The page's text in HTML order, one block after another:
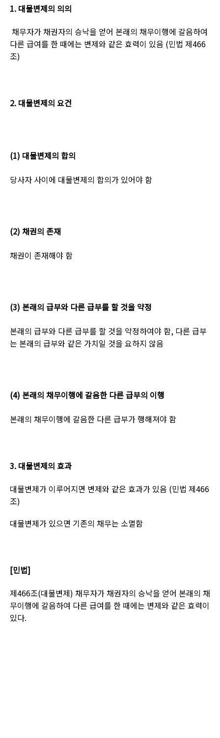
1. 대물변제의 의의
채무자가 채권자의 승낙을 얻어 본래의 채무이행에 갈음하여
다른 급여를 한 때에는 변제와 같은 효력이 있음 (민법 제466
조)
2. 대물변제의 요건
(1) 대물변제의 합의
당사자 사이에 대물변제의 합의가 있어야 함
(2) 채권의 존재
채권이 존재해야 함
(3) 본래의 급부와 다른 급부를 할 것을 약정
본래의 급부와 다른 급부를 할 것을 약정하여야 함, 다른 급부
는 본래의 급부와 같은 가치일 것을 요하지 않음
(4) 본래의 채무이행에 갈음한 다른 급부의 이행
본래의 채무이행에 갈음한 다른 급부가 행해져야 함
3. 대물변제의 효과
대물변제가 이루어지면 변제와 같은 효과가 있음 (민법 제466
조)
대물변제가 있으면 기존의 채무는 소멸함
[민법]
제466조(대물변제) 채무자가 채권자의 승낙을 얻어 본래의 채
무이행에 갈음하여 다른 급여를 한 때에는 변제와 같은 효력이
있다.